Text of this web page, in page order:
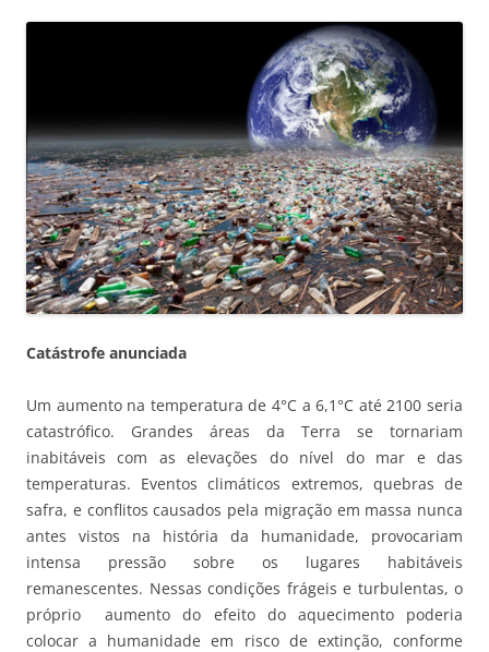
Catástrofe anunciada
Um aumento na temperatura de 4°C a 6,1°C até 2100 seria
catastrófico. Grandes áreas da Terra se tornariam
inabitáveis com as elevações do nível do mar e das
temperaturas. Eventos climáticos extremos, quebras de
safra, e conflitos causados pela migração em massa nunca
antes vistos na história da humanidade, provocariam
intensa pressão sobre os lugares habitáveis
remanescentes. Nessas condições frágeis e turbulentas, o
próprio aumento do efeito do aquecimento poderia
colocar a humanidade em risco de extinção, conforme